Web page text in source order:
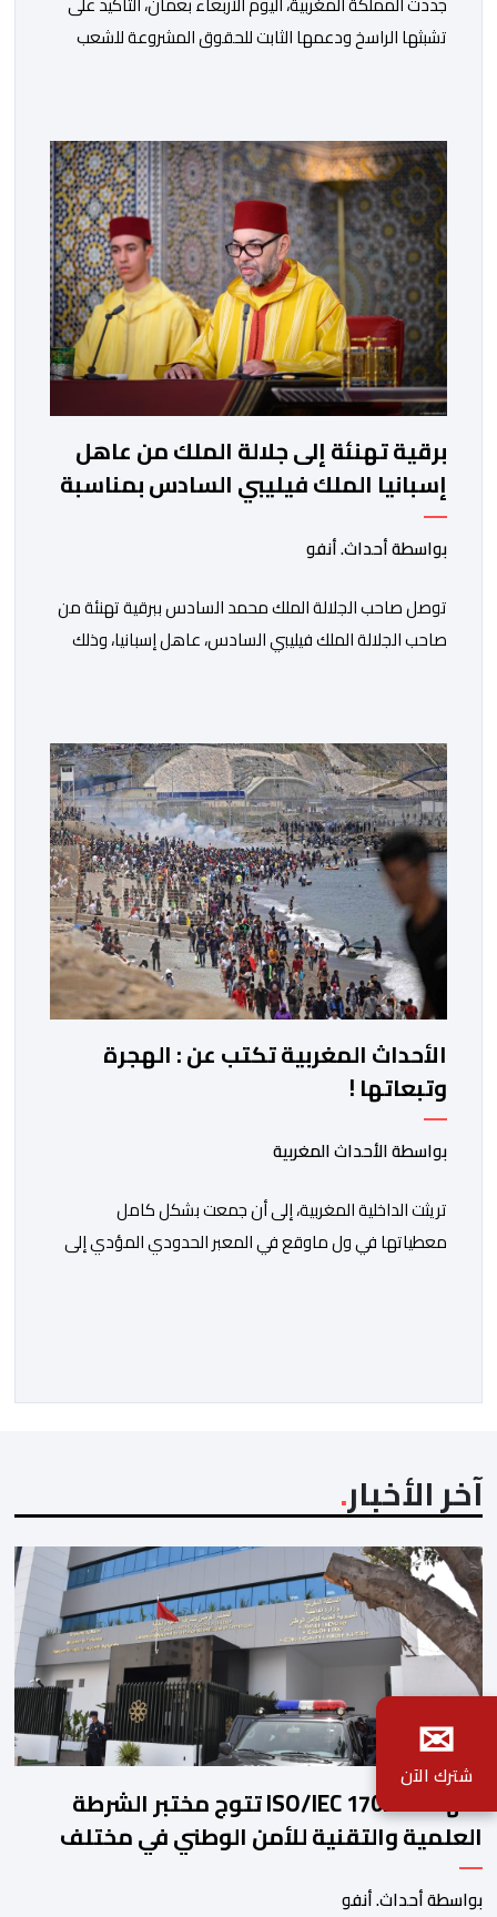
تشبثها الراسخ ودعمها الثابت للحقوق المشروعة للشعب
الشريف، واقتناعها بفضائل الحوار والتفاوض كسبيل وحيد
لحل الصراع الفلسطيني- الإسرائيلي، بعيدا عن أعمال العنف
والتطرف والتصرفات أحادية الجانب، وكذا انخراطها التام في
كل […]
برقية تهنئة إلى جلالة الملك من عاهل
إسبانيا الملك فيليبي السادس بمناسبة
عيد العرش المجيد
بواسطة أحداث. أنفو
توصل صاحب الجلالة الملك محمد السادس ببرقية تهنئة من
صاحب الجلالة الملك فيليبي السادس، عاهل إسبانيا، وذلك
باسمه الخاص وباسم الحكومة والشعب الإسبانيين، عن أحر
تهانيه وأطيب تمنياته بالسعادة والصحة لشقيقه جلالة
الملك، وبالمزيد من الازدهار والرفاه للشعب المغربي. […]
الأحداث المغربية تكتب عن : الهجرة
وتبعاتها !
بواسطة الأحداث المغربية
تريثت الداخلية المغربية، إلى أن جمعت بشكل كامل
معطياتها في ول ماوقع في المعبر الحدودي المؤدي إلى
الحقائق، […]
آخر الأخبار
شهادة ISO/IEC 17025 تتوج مختبر الشرطة
العلمية والتقنية للأمن الوطني في مختلف
الخبرات الجنائية
بواسطة أحداث. أنفو
✉
شترك الآن